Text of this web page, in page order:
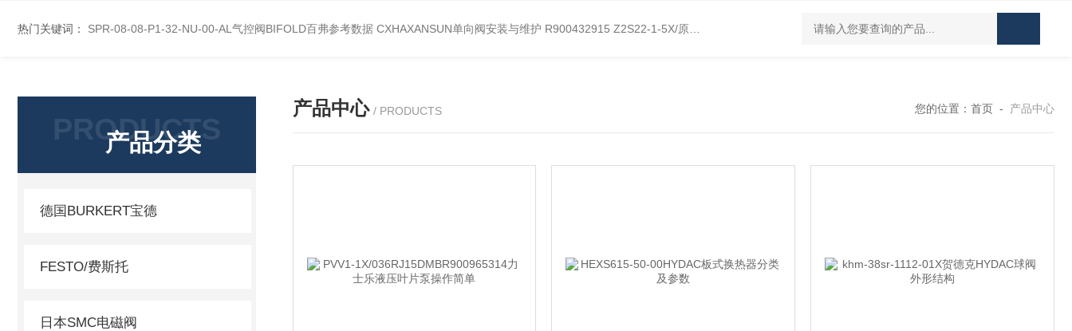
热门关键词： SPR-08-08-P1-32-NU-00-AL气控阀BIFOLD百弗参考数据 CXHAXANSUN单向阀安装与维护 R900432915 Z2S22-1-5X/原装产品REXROTH叠加式单向阀 UPF1S-CL-12-B-W-20-EN424威格士
PRODUCTS
产品分类
德国BURKERT宝德
FESTO/费斯托
日本SMC电磁阀
产品中心 / PRODUCTS 您的位置： 首页 - 产品中心